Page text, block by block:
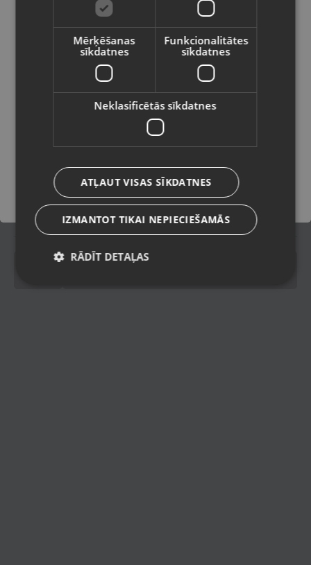
161476
Rīga, Dižozolu iela 11
Telefona numurs: +371 20282169
Jauns (Garantija 24 mēneši)
Piegādes veidi
Spinning Spinning
Latviešu / Latvian
Saglabāt
Mērķēšanas
sīkdatnes
Funkcionalitātes
sīkdatnes
Neklasificētās sīkdatnes
ATĻAUT VISAS SĪKDATNES
IZMANTOT TIKAI NEPIECIEŠAMĀS
RĀDĪT DETAĻAS